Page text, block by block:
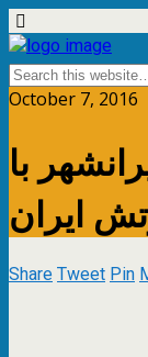
October 7, 2016
با
ایران
ShareTweetPin